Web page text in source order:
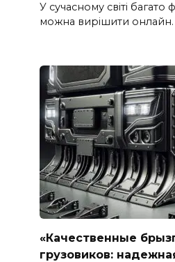
У сучасному світі багато
можна вирішити онлайн.
«Качественные
грузовиков: